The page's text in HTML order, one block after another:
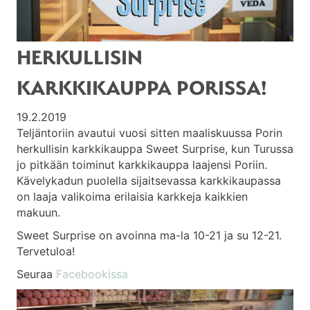
HERKULLISIN
KARKKIKAUPPA PORISSA!
19.2.2019
Teljäntoriin avautui vuosi sitten maaliskuussa Porin
herkullisin karkkikauppa Sweet Surprise, kun Turussa
jo pitkään toiminut karkkikauppa laajensi Poriin.
Kävelykadun puolella sijaitsevassa karkkikaupassa
on laaja valikoima erilaisia karkkeja kaikkien
makuun.
Sweet Surprise on avoinna ma-la 10-21 ja su 12-21.
Tervetuloa!
Seuraa Facebookissa